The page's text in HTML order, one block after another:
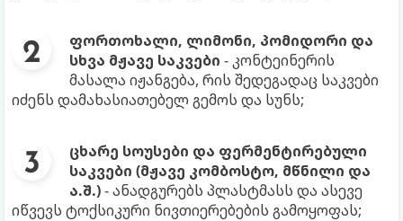
ფორთოხალი, ლიმონი, პომიდორი და
სხვა მჟავე საკვები - კონტეინერის
მასალა იჟანგება, რის შედეგადაც საკვები
იძენს დამახასიათებელ გემოს და სუნს;
ცხარე სოუსები და ფერმენტირებული
საკვები (მჟავე კომბოსტო, მწნილი და
ა.შ.)- ანადგურებს პლასტმასს და ასევე
იწვევს ტოქსიკური ნივთიერებების გამოყოფას;